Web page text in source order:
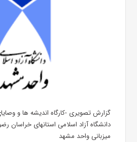
گزارش تصویری -کارگاه اندیشه ها و
دانشگاه آزاد اسلامی استانهای خراسان
میزبانی واحد مشهد